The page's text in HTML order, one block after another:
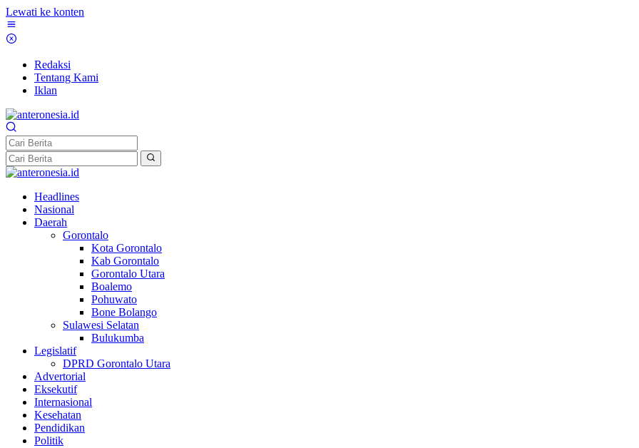
Lewati ke konten
Redaksi
Tentang Kami
Iklan
Headlines
Nasional
Daerah
Gorontalo
Kota Gorontalo
Kab Gorontalo
Gorontalo Utara
Boalemo
Pohuwato
Bone Bolango
Sulawesi Selatan
Bulukumba
Legislatif
DPRD Gorontalo Utara
Advertorial
Eksekutif
Internasional
Kesehatan
Pendidikan
Politik